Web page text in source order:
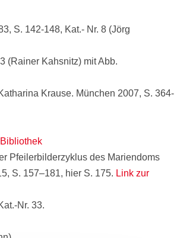
S. 142-148, Kat.- Nr. 8 (Jörg
(Rainer Kahsnitz) mit Abb.
Krause. München 2007, S. 364-
Pfeilerbilderzyklus des Mariendoms
S. 157–181, hier S. 175. Link zur
Nr. 33.